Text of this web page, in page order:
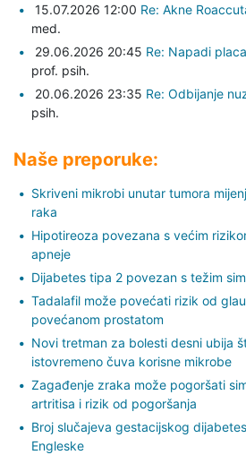
15.07.2026 12:00 Re: Akne
med.
29.06.2026 20:45 Re: Napadi
prof. psih.
20.06.2026 23:35 Re: Odbijanje
psih.
Naše preporuke:
Skriveni mikrobi unutar tumora
raka
Hipotireoza povezana s većim
apneje
Dijabetes tipa 2 povezan s težim
Tadalafil može povećati rizik od
povećanom prostatom
Novi tretman za bolesti desni ubija
istovremeno čuva korisne mikrobe
Zagađenje zraka može pogoršati
artritisa i rizik od pogoršanja
Broj slučajeva gestacijskog
Engleske